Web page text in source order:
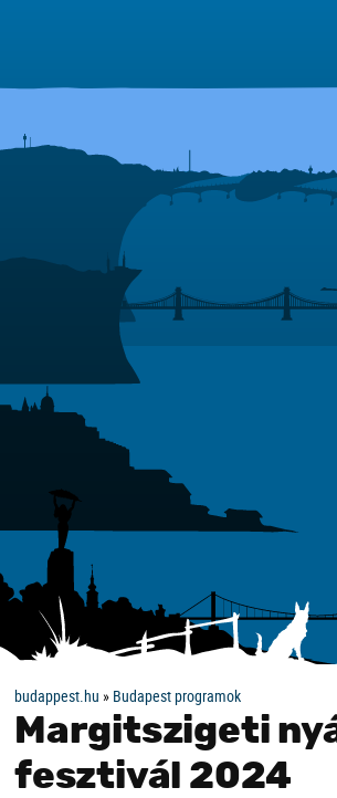
budappest.hu » Budapest programok
Margitszigeti
fesztivál 2024